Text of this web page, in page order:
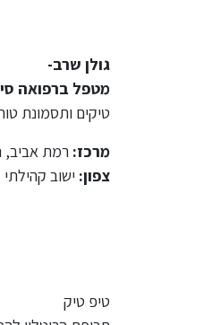
גולן שרב-
מטפל ברפואה
טיקים ותסמונת
מרכז: רמת אביב,
צפון: ישוב
טיפ טיק